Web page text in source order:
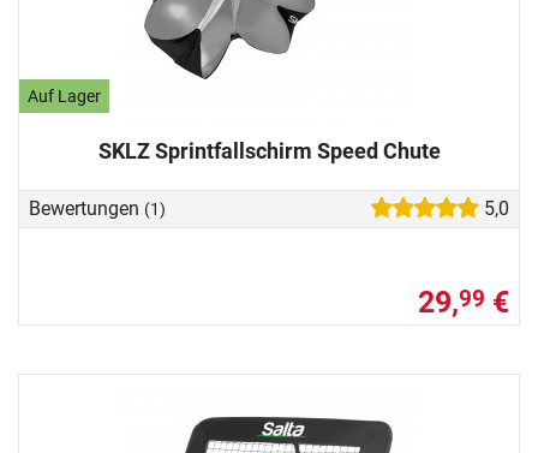
Auf Lager
SKLZ Sprintfallschirm Speed Chute
Bewertungen (1) 5,0
29,99 €